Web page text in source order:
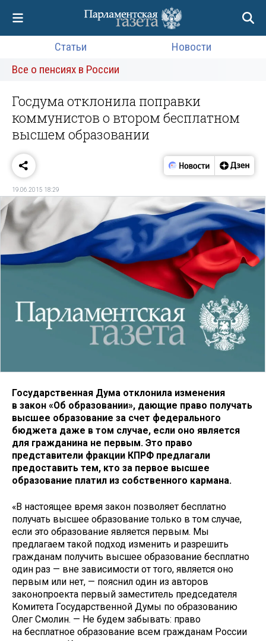
Статьи
Новости
Все о пенсиях в России
Госдума отклонила поправки
коммунистов о втором бесплатном
высшем образовании
19.06.2015 18:29
Государственная Дума отклонила изменения
в закон «Об образовании», дающие право получать
высшее образование за счет федерального
бюджета даже в том случае, если оно является
для гражданина не первым. Это право
представители фракции КПРФ предлагали
предоставить тем, кто за первое высшее
образование платил из собственного кармана.
«В настоящее время закон позволяет бесплатно
получать высшее образование только в том случае,
если это образование является первым. Мы
предлагаем такой подход изменить и разрешить
гражданам получить высшее образование бесплатно
один раз — вне зависимости от того, является оно
первым или нет, — пояснил один из авторов
законопроекта первый заместитель председателя
Комитета Государственной Думы по образованию
Олег Смолин. — Не будем забывать: право
на бесплатное образование всем гражданам России